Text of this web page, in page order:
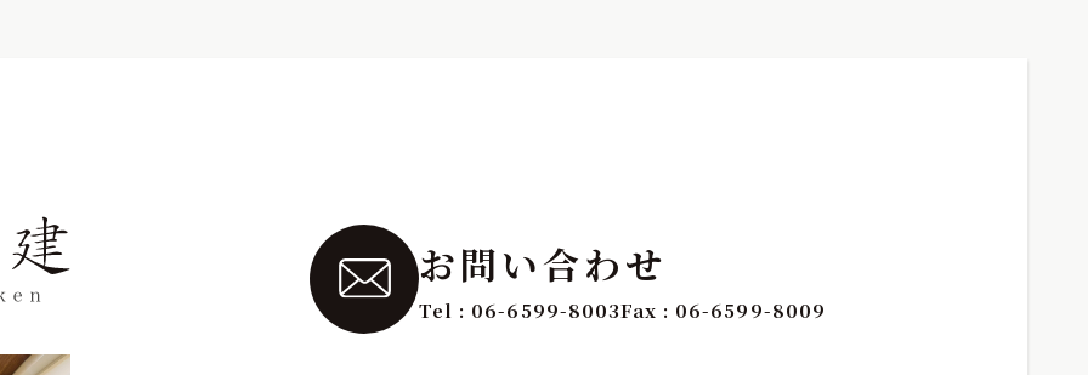
お問い合わせ
Tel : 06-6599-8003Fax : 06-6599-8009